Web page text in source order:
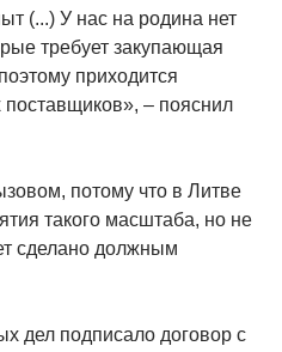
(...) У нас на родина нет
требует закупающая
приходится
поставщиков», – пояснил
потому что в Литве
такого масштаба, но не
сделано должным
дел подписало договор с